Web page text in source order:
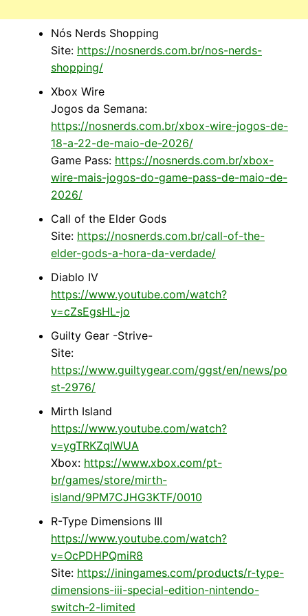
Nós Nerds Shopping
Site: https://nosnerds.com.br/nos-nerds-
shopping/
Xbox Wire
Jogos da Semana:
https://nosnerds.com.br/xbox-wire-jogos-de-
18-a-22-de-maio-de-2026/
Game Pass: https://nosnerds.com.br/xbox-
wire-mais-jogos-do-game-pass-de-maio-de-
2026/
Call of the Elder Gods
Site: https://nosnerds.com.br/call-of-the-
elder-gods-a-hora-da-verdade/
Diablo IV
https://www.youtube.com/watch?
v=cZsEgsHL-jo
Guilty Gear -Strive-
Site:
https://www.guiltygear.com/ggst/en/news/po
st-2976/
Mirth Island
https://www.youtube.com/watch?
v=ygTRKZqlWUA
Xbox: https://www.xbox.com/pt-
br/games/store/mirth-
island/9PM7CJHG3KTF/0010
R-Type Dimensions III
https://www.youtube.com/watch?
v=OcPDHPQmiR8
Site: https://iningames.com/products/r-type-
dimensions-iii-special-edition-nintendo-
switch-2-limited